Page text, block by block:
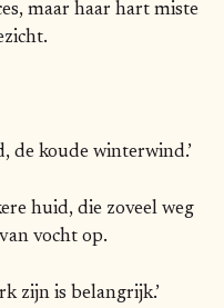
maar haar hart miste
de koude winterwind.’
huid, die zoveel weg
vocht op.
zijn is belangrijk.’